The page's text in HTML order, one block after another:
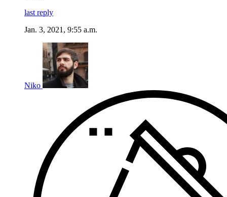
last reply
Jan. 3, 2021, 9:55 a.m.
Niko